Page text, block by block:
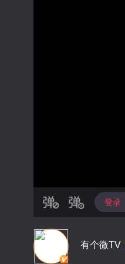
登录
有个微TV